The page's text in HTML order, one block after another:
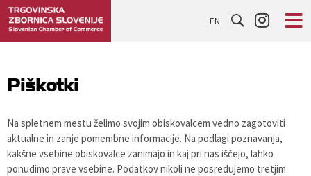
EN
Piškotki
Na spletnem mestu želimo svojim obiskovalcem vedno zagotoviti
aktualne in zanje pomembne informacije. Na podlagi poznavanja,
kakšne vsebine obiskovalce zanimajo in kaj pri nas iščejo, lahko
ponudimo prave vsebine. Podatkov nikoli ne posredujemo tretjim